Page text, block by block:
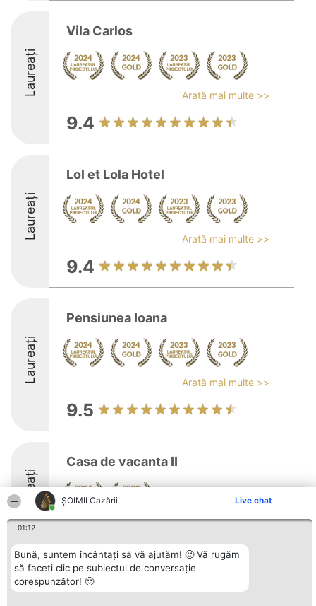
ȘOIMII Cazării Live chat
01:12
Bună, suntem încântați să vă ajutăm! 🙂 Vă rugăm
să faceți clic pe subiectul de conversație
corespunzător! 🙂
Laureați
Vila Carlos
Arată mai multe >>
9.4
Laureați
Lol et Lola Hotel
Arată mai multe >>
9.4
Laureați
Pensiunea Ioana
Arată mai multe >>
9.5
Laureați
Casa de vacanta II
Organizator Ranking
BRIGHT SOLUTIONS BR SRL
Câștigătorii
Contact